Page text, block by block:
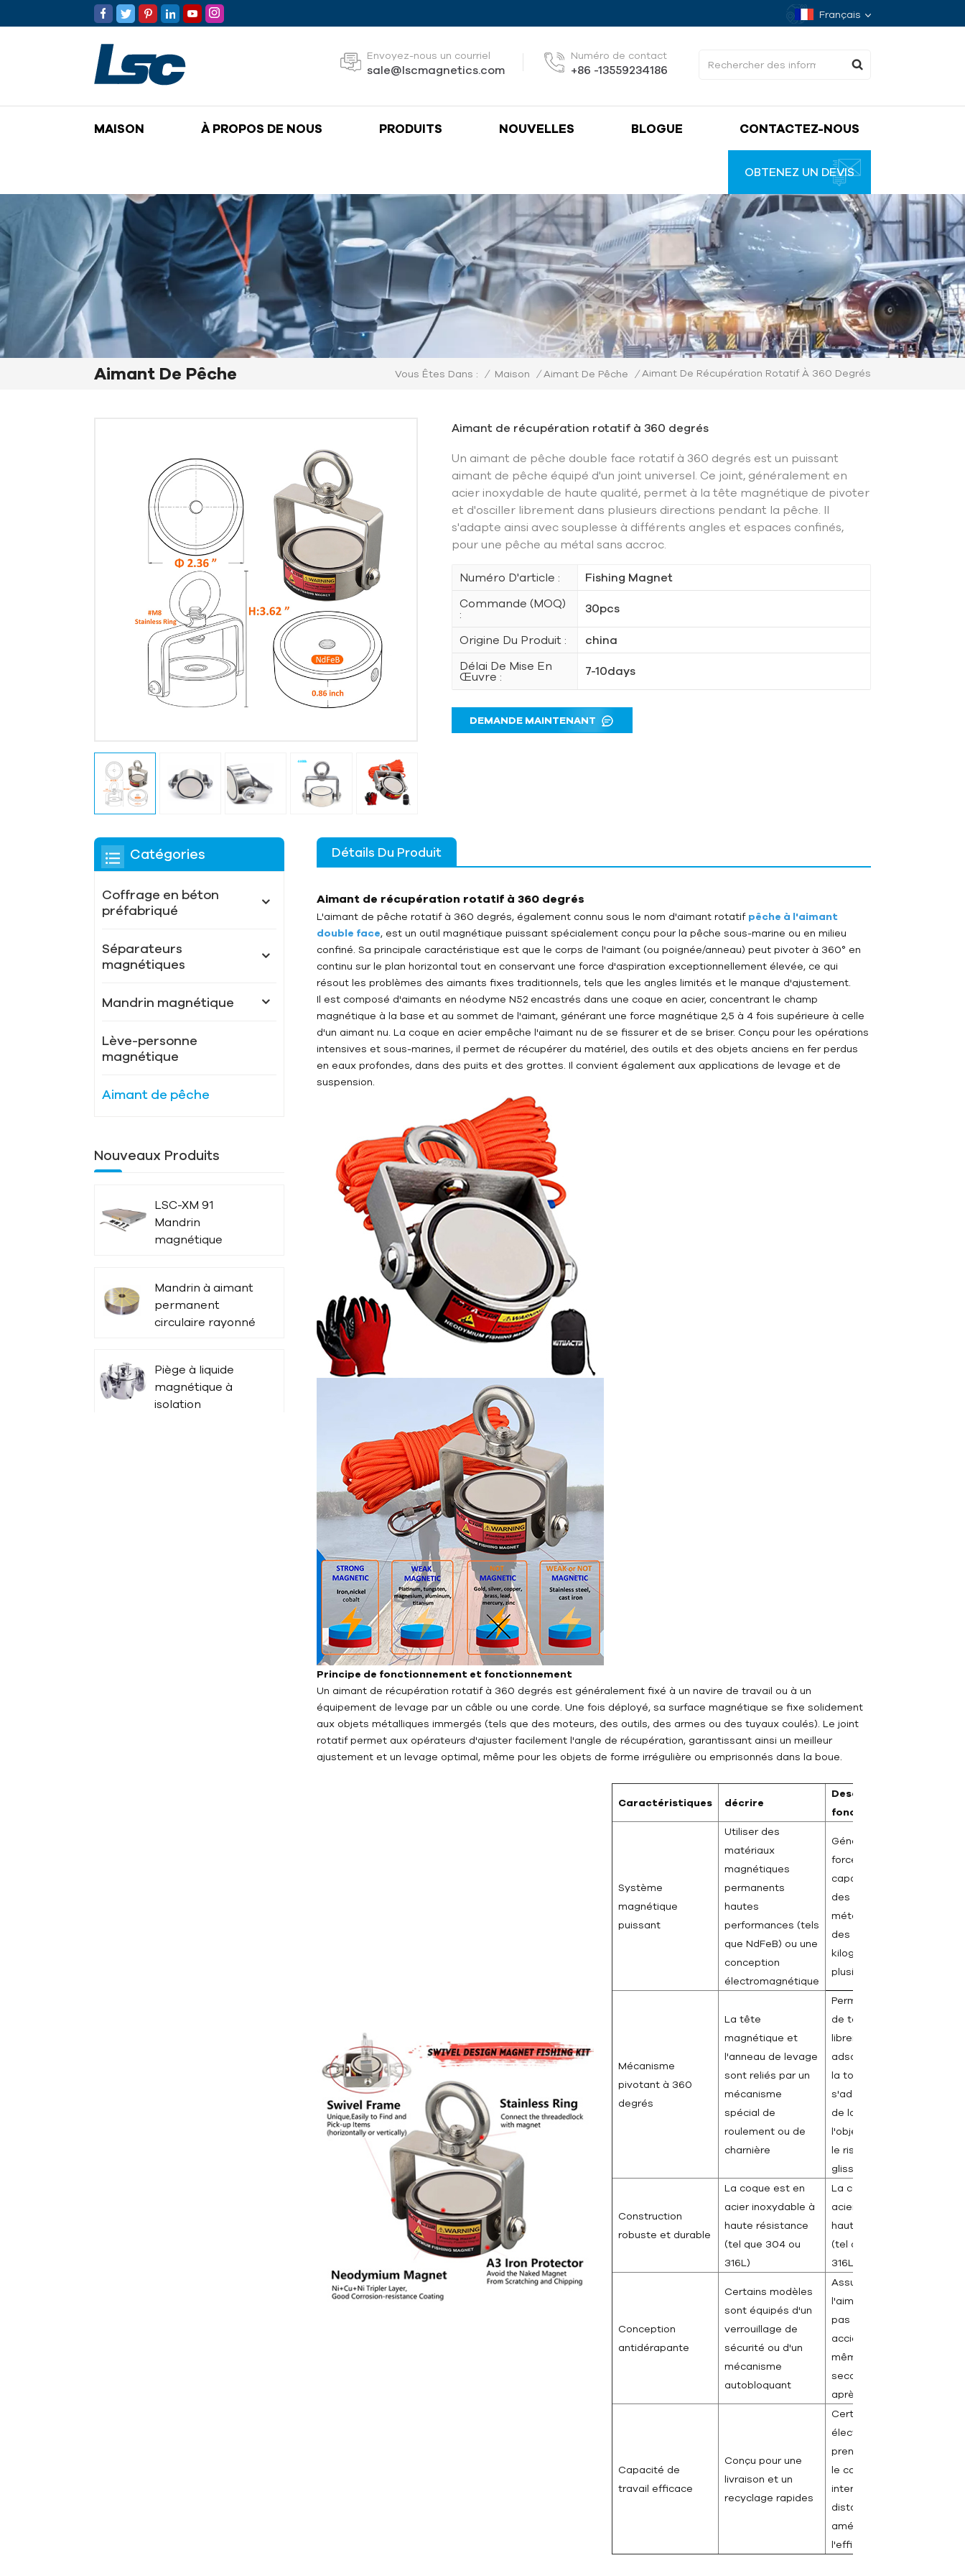
Français
Envoyez-nous un courriel
sale@lscmagnetics.com
Numéro de contact
+86 -13559234186
MAISON À PROPOS DE NOUS PRODUITS NOUVELLES BLOGUE CONTACTEZ-NOUS
OBTENEZ UN DEVIS
Aimant De Pêche Vous Êtes Dans : / Maison / Aimant De Pêche / Aimant De Récupération Rotatif À 360 Degrés
Aimant de récupération rotatif à 360 degrés
Un aimant de pêche double face rotatif à 360 degrés est un puissant
aimant de pêche équipé d'un joint universel. Ce joint, généralement en
acier inoxydable de haute qualité, permet à la tête magnétique de pivoter
et d'osciller librement dans plusieurs directions pendant la pêche. Il
s'adapte ainsi avec souplesse à différents angles et espaces confinés,
pour une pêche au métal sans accroc.
Numéro D'article :
Fishing Magnet
Commande (MOQ)
:
30pcs
Origine Du Produit :
china
Délai De Mise En
Œuvre :
7-10days
DEMANDE MAINTENANT
Détails Du Produit
Aimant de récupération rotatif à 360 degrés
L'aimant de pêche rotatif à 360 degrés, également connu sous le nom d'aimant rotatif pêche à l'aimant
double face, est un outil magnétique puissant spécialement conçu pour la pêche sous-marine ou en milieu
confiné. Sa principale caractéristique est que le corps de l'aimant (ou poignée/anneau) peut pivoter à 360° en
continu sur le plan horizontal tout en conservant une force d'aspiration exceptionnellement élevée, ce qui
résout les problèmes des aimants fixes traditionnels, tels que les angles limités et le manque d'ajustement.
Il est composé d'aimants en néodyme N52 encastrés dans une coque en acier, concentrant le champ
magnétique à la base et au sommet de l'aimant, générant une force magnétique 2,5 à 4 fois supérieure à celle
d'un aimant nu. La coque en acier empêche l'aimant nu de se fissurer et de se briser. Conçu pour les opérations
intensives et sous-marines, il permet de récupérer du matériel, des outils et des objets anciens en fer perdus
en eaux profondes, dans des puits et des grottes. Il convient également aux applications de levage et de
suspension.
Principe de fonctionnement et fonctionnement
Un aimant de récupération rotatif à 360 degrés est généralement fixé à un navire de travail ou à un
équipement de levage par un câble ou une corde. Une fois déployé, sa surface magnétique se fixe solidement
aux objets métalliques immergés (tels que des moteurs, des outils, des armes ou des tuyaux coulés). Le joint
rotatif permet aux opérateurs d'ajuster facilement l'angle de récupération, garantissant ainsi un meilleur
ajustement et un levage optimal, même pour les objets de forme irrégulière ou emprisonnés dans la boue.
Caractéristiques décrire
Description
fonctionnelle
Système
magnétique
puissant
Utiliser des
matériaux
magnétiques
permanents
hautes
performances (tels
que NdFeB) ou une
conception
électromagnétique
Génère une forte
force d'aspiration,
capable d'adsorber
des objets
métalliques pesant
des centaines de
kilogrammes à
plusieurs tonnes
Mécanisme
pivotant à 360
degrés
La tête
magnétique et
l'anneau de levage
sont reliés par un
mécanisme
spécial de
roulement ou de
charnière
Permet à l'aimant
de tourner
librement après
adsorption, évitant
la torsion du câble,
s'adaptant à l'angle
de la surface de
l'objet et réduisant
le risque de
glissement
Construction
robuste et durable
La coque est en
acier inoxydable à
haute résistance
(tel que 304 ou
316L)
La coque est en
acier inoxydable à
haute résistance
(tel que 304 ou
316L)
Conception
antidérapante
Certains modèles
sont équipés d'un
verrouillage de
sécurité ou d'un
mécanisme
autobloquant
Assurez-vous que
l'aimant ne tombera
pas
accidentellement
même s'il est
secoué ou heurté
après l'adsorption
Capacité de
travail efficace
Conçu pour une
livraison et un
recyclage rapides
Certains modèles
électromagnétiques
prennent en charge
le contrôle des
interrupteurs à
distance pour
améliorer
l'efficacité du travail
Catégories
Coffrage en béton
préfabriqué
Séparateurs
magnétiques
Mandrin magnétique
Lève-personne
magnétique
Aimant de pêche
Nouveaux Produits
LSC-XM 91
Mandrin
magnétique
Mandrin à aimant
permanent
circulaire rayonné
Piège à liquide
magnétique à
isolation